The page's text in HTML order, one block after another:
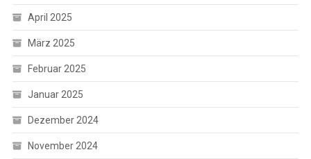
April 2025
März 2025
Februar 2025
Januar 2025
Dezember 2024
November 2024